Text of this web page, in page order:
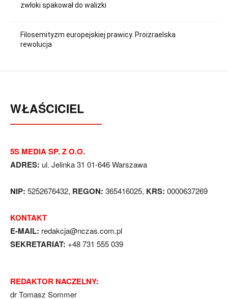
zwłoki spakował do walizki
Filosemityzm europejskiej prawicy. Proizraelska
rewolucja
WŁAŚCICIEL
5S MEDIA SP. Z O.O.
ADRES: ul. Jelinka 31 01-646 Warszawa
NIP: 5252676432, REGON: 365416025, KRS: 0000637269
KONTAKT
E-MAIL: redakcja@nczas.com.pl
SEKRETARIAT: +48 731 555 039
REDAKTOR NACZELNY:
dr Tomasz Sommer